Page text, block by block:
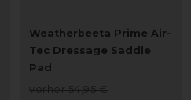
Weatherbeeta Prime Air-
Tec Dressage Saddle
Pad
vorher 54,95 €